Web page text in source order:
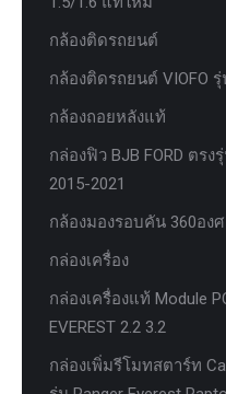
กล้องติดรถยนต์
กล้องติดรถยนต์ VIOFO รุ่
กล้องถอยหลังแท้
กล่องฟิว BJB FORD ตรงรุ่
2015-2021
กล้องมองรอบคัน 360อง
กล่องเครื่อง
กล่องเครื่องแท้ Module
EVEREST 2.2 3.2
กล่องเพิ่มรีโมทสตาร์ท